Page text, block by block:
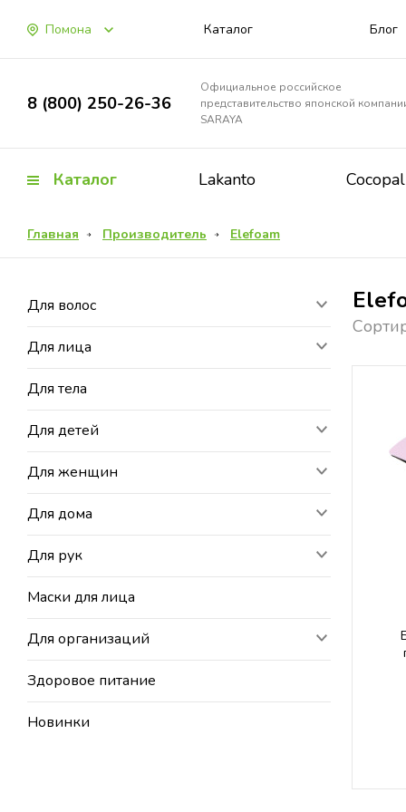
Помона Каталог Блог
8 (800) 250-26-36
Официальное российское
представительство японской
SARAYA
Каталог Lakanto
Главная Производитель Elefoam
Для волос
Для лица
Для тела
Для детей
Для женщин
Для дома
Для рук
Маски для лица
Для организаций
Здоровое питание
Новинки